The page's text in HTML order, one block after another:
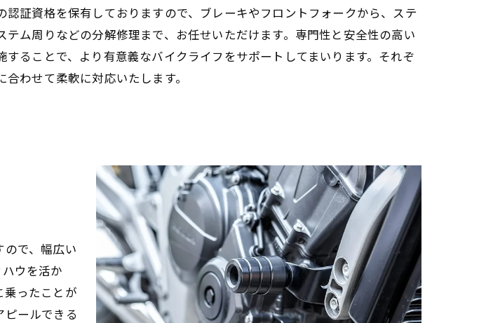
認証資格を保有しておりますので、ブレーキやフロントフォークから、ステ
テム周りなどの分解修理まで、お任せいただけます。専門性と安全性の高い
することで、より有意義なバイクライフをサポートしてまいります。それぞ
合わせて柔軟に対応いたします。
で、幅広い
ウを活か
乗ったことが
ールできる